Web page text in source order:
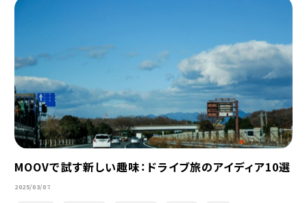
MOOVで試す新しい趣味：ドライブ旅のアイディア10選
2025/03/07